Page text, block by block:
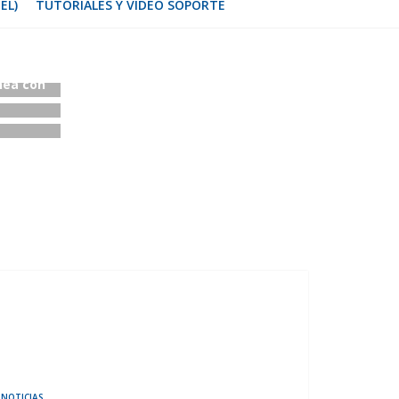
TUTORIALES Y VIDEO SOPORTE
para
con